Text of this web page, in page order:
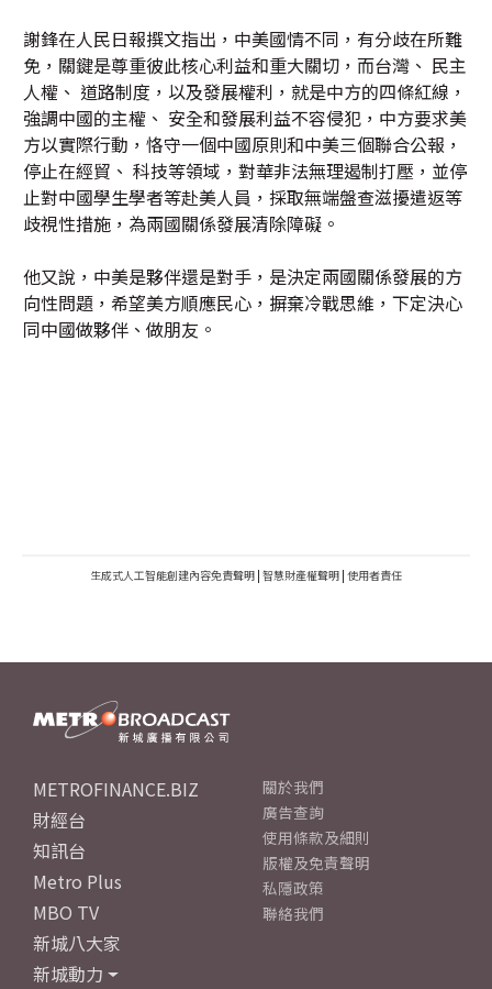
謝鋒在人民日報撰文指出，中美國情不同，有分歧在所難
免，關鍵是尊重彼此核心利益和重大關切，而台灣、 民主
人權、 道路制度，以及發展權利，就是中方的四條紅線，
強調中國的主權、 安全和發展利益不容侵犯，中方要求美
方以實際行動，恪守一個中國原則和中美三個聯合公報，
停止在經貿、 科技等領域，對華非法無理遏制打壓，並停
止對中國學生學者等赴美人員，採取無端盤查滋擾遣返等
歧視性措施，為兩國關係發展清除障礙。
他又說，中美是夥伴還是對手，是決定兩國關係發展的方
向性問題，希望美方順應民心，摒棄冷戰思維，下定決心
同中國做夥伴、做朋友。
生成式人工智能創建內容免責聲明 | 智慧財產權聲明 | 使用者責任
METROFINANCE.BIZ
財經台
知訊台
Metro Plus
MBO TV
新城八大家
新城動力
關於我們
廣告查詢
使用條款及細則
版權及免責聲明
私隱政策
聯絡我們